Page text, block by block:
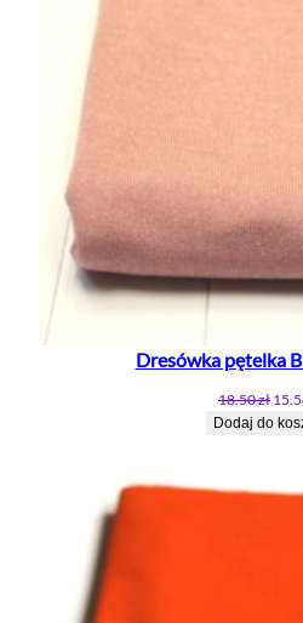
Dresówka pętelka
18.50zł
cena
Dodaj do